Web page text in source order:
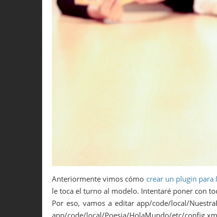
Anteriormente vimos cómo crear un plugin para
le toca el turno al modelo. Intentaré poner con
Por eso, vamos a editar app/code/local/
app/code/local/Poesia/HolaMundo/etc/